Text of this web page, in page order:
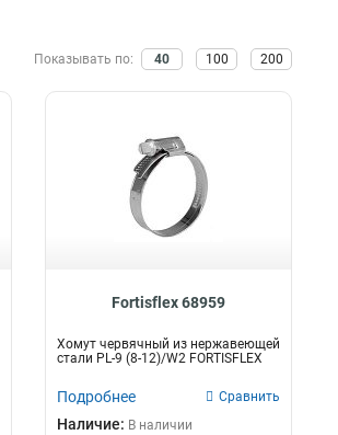
Показывать по: 40 100 200
Fortisflex 68959
Хомут червячный из нержавеющей
стали PL-9 (8-12)/W2 FORTISFLEX
Подробнее Сравнить
Наличие: В наличии